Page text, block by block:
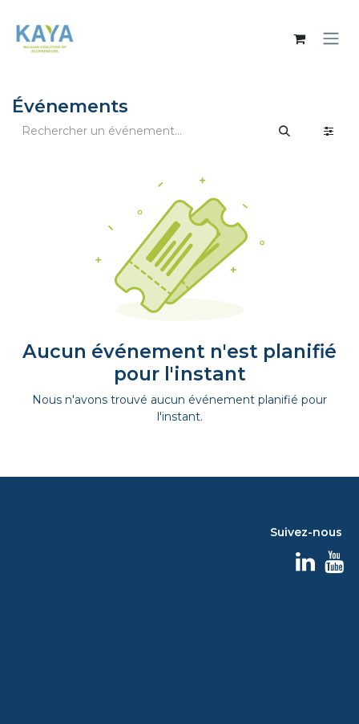
Événements
Aucun événement n'est planifié
pour l'instant
Nous n'avons trouvé aucun événement planifié pour
l'instant.
Suivez-nous